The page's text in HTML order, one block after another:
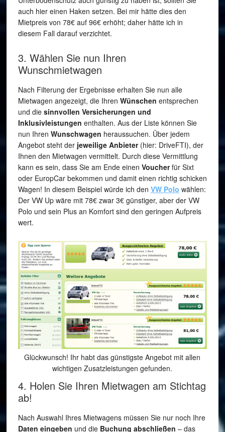
auch hier einen Haken setzen. Bei mir hätte dies den
Mietpreis von 78€ auf 96€ erhöht; daher hätte ich in
diesem Fall darauf verzichtet.
3. Wählen Sie nun Ihren
Wunschmietwagen
Nach Filterung der Ergebnisse erhalten Sie nun alle
Mietwagen angezeigt, die Ihren Wünschen entsprechen
und die sinnvollen Versicherungen und
Inklusivleistungen enthalten. Aus der Liste können Sie
nun Ihren Wunschwagen heraussuchen. Über jedem
Angebot steht der jeweilige Anbieter(hier: DriveFTI), der
Ihnen den Mietwagen vermittelt. Durch diese Vermittlung
kann es sein, dass Sie am Ende einen Voucherfür Sixt
oder EuropCar bekommen und damit einen richtig schicken
Wagen! In diesem Beispiel würde ich den VW Polo wählen:
Der VW Up wäre mit 78€ zwar 3€ günstiger, aber der VW
Polo und sein Plus an Komfort sind den geringen Aufpreis
wert.
Glückwunsch! Ihr habt das günstigste Angebot mit allen
wichtigen Zusatzleistungen gefunden.
4. Holen Sie Ihren Mietwagen am Stichtag
ab!
Nach Auswahl Ihres Mietwagens müssen Sie nur noch Ihre
Daten eingeben und die Buchung abschließen – das